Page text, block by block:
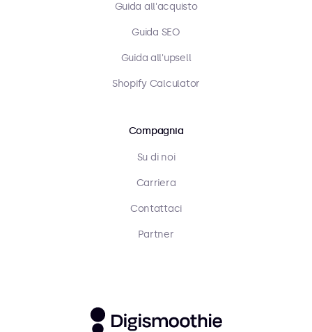
Guida all'acquisto
Guida SEO
Guida all'upsell
Shopify Calculator
Compagnia
Su di noi
Carriera
Contattaci
Partner